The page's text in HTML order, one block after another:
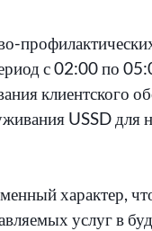
с 02:00 по
клиентского
USSD для
характер,
услуг в